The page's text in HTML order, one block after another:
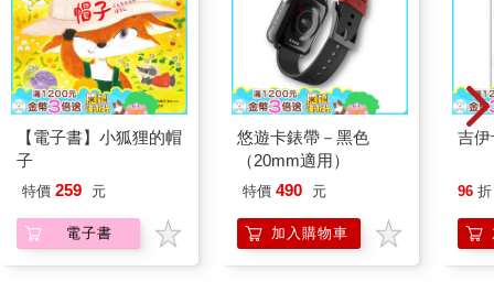
‧ 實例2 教師登錄成績是否會侵害學生的隱私權？
教學評量為教學活動延伸，是屬於教學活動的一環，教師知悉學
生的成績，除為了計算學期成績之外，亦是作為教師檢視學生學
習成就，以及是否調整教學活動的重要依據，因此教師知悉學生
的成績，並非侵害學生隱私權。
‧ 實例3 教師能否請「其他」同學協助登錄成績呢？
教師若請學生協助登錄「任何」成績，無論是平時測驗、作業分
題，並違反教師應遵守的保密義務。教學評量的成績不僅是學習
歷程的一部分，更是對學生權益有重大影響的行為，特別是關鍵
【電子書】小狐狸的帽
子
特價 259 元
電子書
悠遊卡錶帶－黑色
（20mm適用）
特價 490 元
加入購物車
吉
96 折